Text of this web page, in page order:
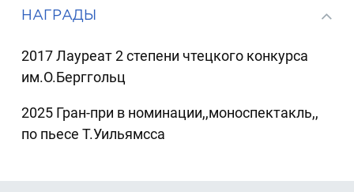
НАГРАДЫ
2017 Лауреат 2 степени чтецкого конкурса
им.О.Берггольц
2025 Гран-при в номинации,,моноспектакль,,
по пьесе Т.Уильямсса